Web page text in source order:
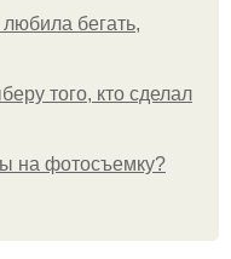
бегать,
того, кто сделал
на фотосъемку?